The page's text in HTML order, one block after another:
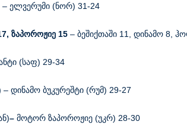
ელვერუმი (ნორ) 31-24
ზაპოროჟიე 15 – ბეშიქთაში 11, დინამო 8,
(საფ) 29-34
– დინამო ბუკურეშტი (რუმ) 29-27
– მოტორ ზაპოროჟიე (უკრ) 28-30